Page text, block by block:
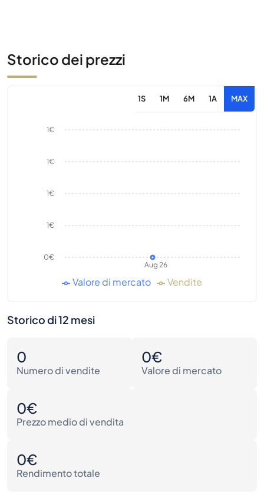
Storico dei prezzi
1S 1M 6M 1A MAX
Aug 26
0€
1€
1€
1€
1€
Valore di mercato Vendite
Storico di 12 mesi
0
Numero di vendite
0€
Valore di mercato
0€
Prezzo medio di vendita
0€
Rendimento totale